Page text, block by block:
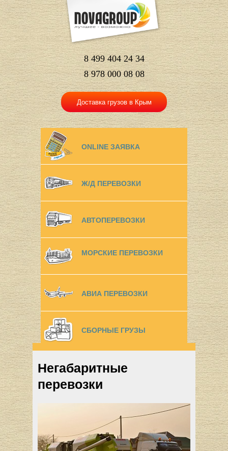
8 499 404 24 34
8 978 000 08 08
Доставка грузов в Крым
ONLINE ЗАЯВКА
Ж/Д ПЕРЕВОЗКИ
АВТОПЕРЕВОЗКИ
МОРСКИЕ ПЕРЕВОЗКИ
АВИА ПЕРЕВОЗКИ
СБОРНЫЕ ГРУЗЫ
Негабаритные
перевозки